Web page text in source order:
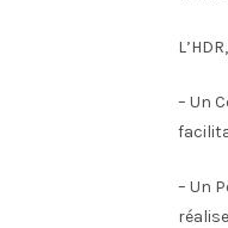
– Un
– Un